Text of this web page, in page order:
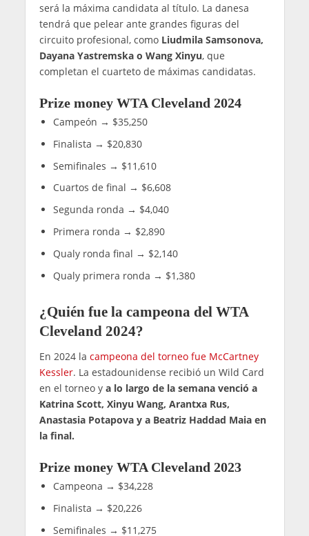
será la máxima candidata al título. La danesa
tendrá que pelear ante grandes figuras del
circuito profesional, como Liudmila Samsonova,
Dayana Yastremska o Wang Xinyu, que
completan el cuarteto de máximas candidatas.
Prize money WTA Cleveland 2024
Campeón → $35,250
Finalista → $20,830
Semifinales → $11,610
Cuartos de final → $6,608
Segunda ronda → $4,040
Primera ronda → $2,890
Qualy ronda final → $2,140
Qualy primera ronda → $1,380
¿Quién fue la campeona del WTA
Cleveland 2024?
En 2024 la campeona del torneo fue McCartney
Kessler. La estadounidense recibió un Wild Card
en el torneo y a lo largo de la semana venció a
Katrina Scott, Xinyu Wang, Arantxa Rus,
Anastasia Potapova y a Beatriz Haddad Maia en
la final.
Prize money WTA Cleveland 2023
Campeona → $34,228
Finalista → $20,226
Semifinales → $11,275